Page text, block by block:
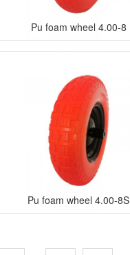
Pu foam wheel 4.00-8
Pu foam wheel 4.00-8S